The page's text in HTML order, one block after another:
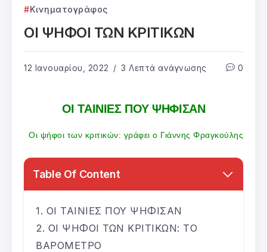
Κινηματογράφος
ΟΙ ΨΗΦΟΙ ΤΩΝ ΚΡΙΤΙΚΩΝ
12 Ιανουαρίου, 2022 3 Λεπτά ανάγνωσης 0
ΟΙ ΤΑΙΝΙΕΣ ΠΟΥ ΨΗΦΙΣΑΝ
Οι ψήφοι των κριτικών: γράφει ο Γιάννης Φραγκούλης
Table Of Content
ΟΙ ΤΑΙΝΙΕΣ ΠΟΥ ΨΗΦΙΣΑΝ
ΟΙ ΨΗΦΟΙ ΤΩΝ ΚΡΙΤΙΚΩΝ: ΤΟ
ΒΑΡΟΜΕΤΡΟ